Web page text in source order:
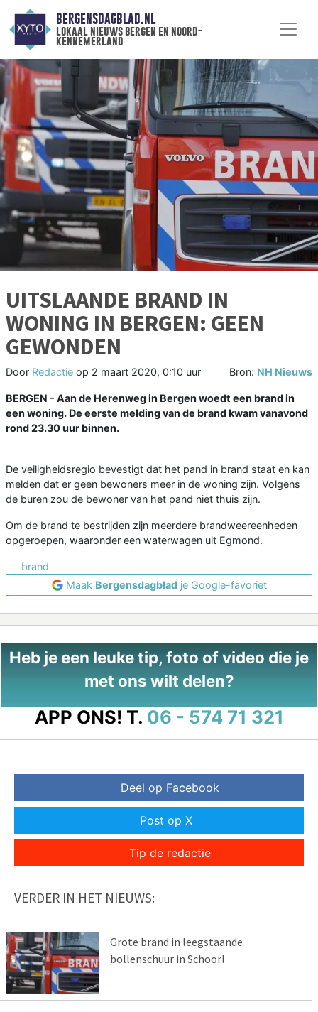
BERGENSDAGBLAD.NL
lokaal nieuws bergen en noord-
kennemerland
UITSLAANDE BRAND IN
WONING IN BERGEN: GEEN
GEWONDEN
Door Redactie op 2 maart 2020, 0:10 uur Bron: NH Nieuws
BERGEN - Aan de Herenweg in Bergen woedt een brand in
een woning. De eerste melding van de brand kwam vanavond
rond 23.30 uur binnen.
De veiligheidsregio bevestigt dat het pand in brand staat en kan
melden dat er geen bewoners meer in de woning zijn. Volgens
de buren zou de bewoner van het pand niet thuis zijn.
Om de brand te bestrijden zijn meerdere brandweereenheden
opgeroepen, waaronder een waterwagen uit Egmond.
brand
Maak Bergensdagbladje Google-favoriet
Heb je een leuke tip, foto of video die je
met ons wilt delen?
APP ONS! T. 06 - 574 71 321
Deel op Facebook
Post op X
Tip de redactie
VERDER IN HET NIEUWS:
Grote brand in leegstaande
bollenschuur in Schoorl